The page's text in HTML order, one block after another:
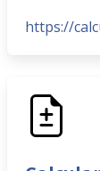
https://